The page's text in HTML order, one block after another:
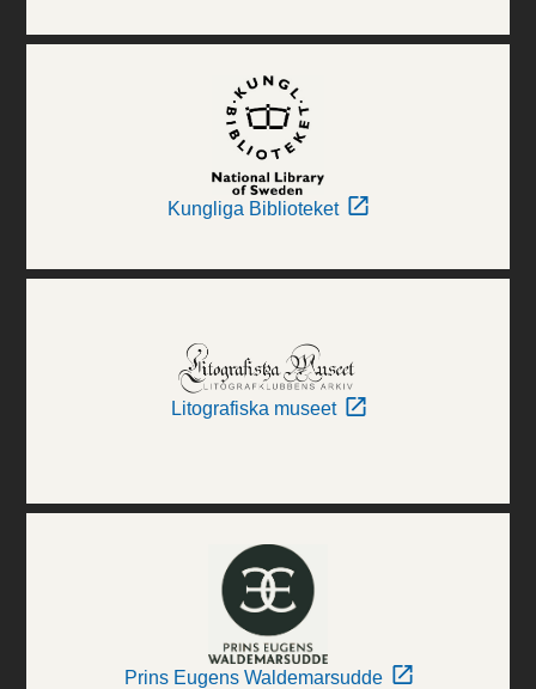
Kungliga Biblioteket
Litografiska museet
Prins Eugens Waldemarsudde